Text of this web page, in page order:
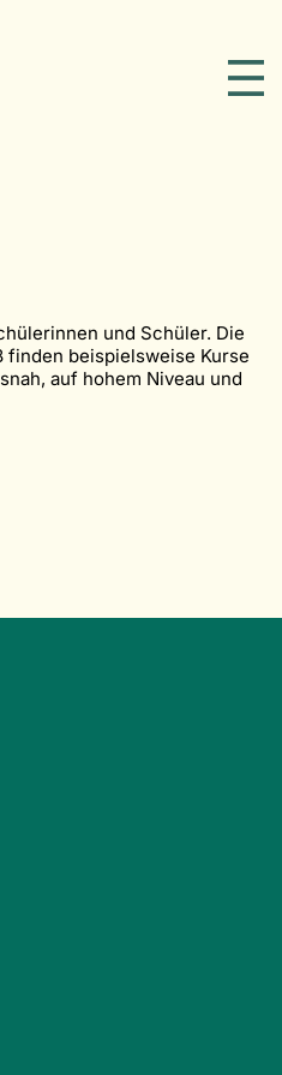
und Schüler. Die
finden beispielsweise Kurse
auf hohem Niveau und